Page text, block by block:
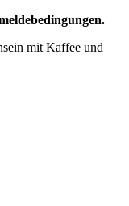
mit Kaffee und